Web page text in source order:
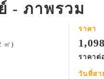
- ภาพรวม
㎡)
ราคา
ราคาต่
วันที่สา